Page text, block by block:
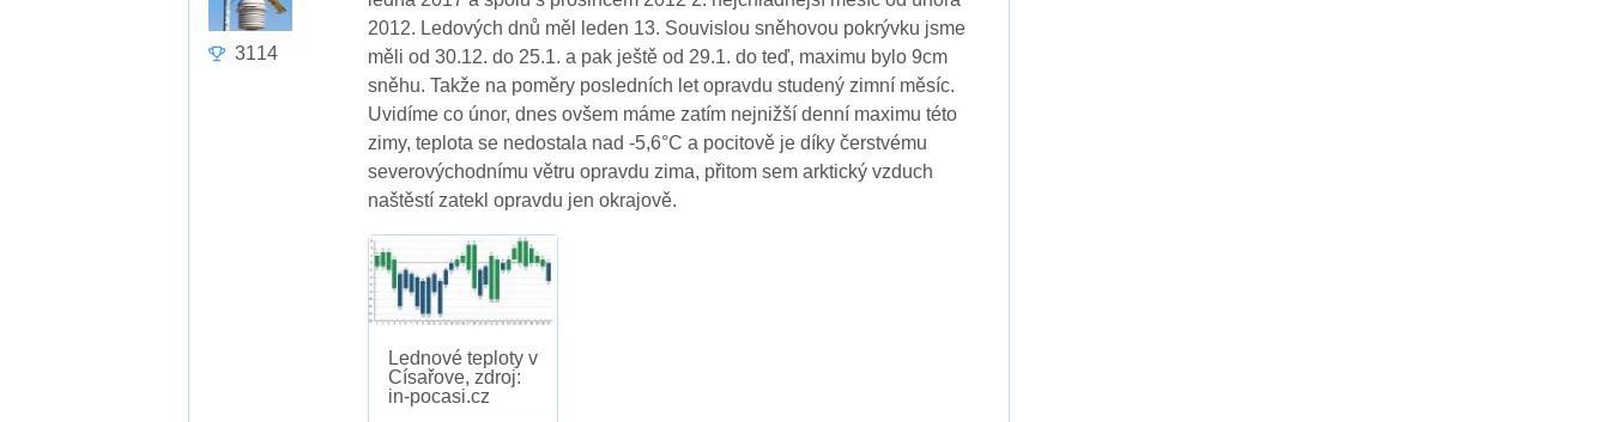
3114
2012. Ledových dnů měl leden 13. Souvislou sněhovou pokrývku jsme
měli od 30.12. do 25.1. a pak ještě od 29.1. do teď, maximu bylo 9cm
sněhu. Takže na poměry posledních let opravdu studený zimní měsíc.
Uvidíme co únor, dnes ovšem máme zatím nejnižší denní maximu této
zimy, teplota se nedostala nad -5,6°C a pocitově je díky čerstvému
severovýchodnímu větru opravdu zima, přitom sem arktický vzduch
naštěstí zatekl opravdu jen okrajově.
Lednové teploty v
Císařove, zdroj:
in-pocasi.cz